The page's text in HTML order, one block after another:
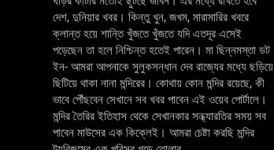
দেশ, দুনিয়ার খবর। কিন্তু খুন, জখম, মারামারির খবরে
ক্লান্ত হয়ে শান্তি খুঁজতে খুঁজতে যদি এতদূর এসেই
পড়েছেন তা হলে নিশ্চিন্ত হতেই পারেন। মা ছিন্নমস্তা ডট
ইন- আমরা আপনাকে সুলুকসন্ধান দেব রাজ্যের মধ্যে ছড়িয়ে
ছিটিয়ে থাকা নানা মন্দিরের। কোথায় কোন মন্দির রয়েছে, কী
ভাবে পৌঁছবেন সেখানে সব খবর পাবেন এই ওয়েব পোর্টালে।
মন্দির তৈরির ইতিহাস থেকে সেখানকার সন্ধ্যারতির সময় সব
পাবেন মাউসের এক কিক্লেই। আমরা চেষ্টা করছি মন্দির